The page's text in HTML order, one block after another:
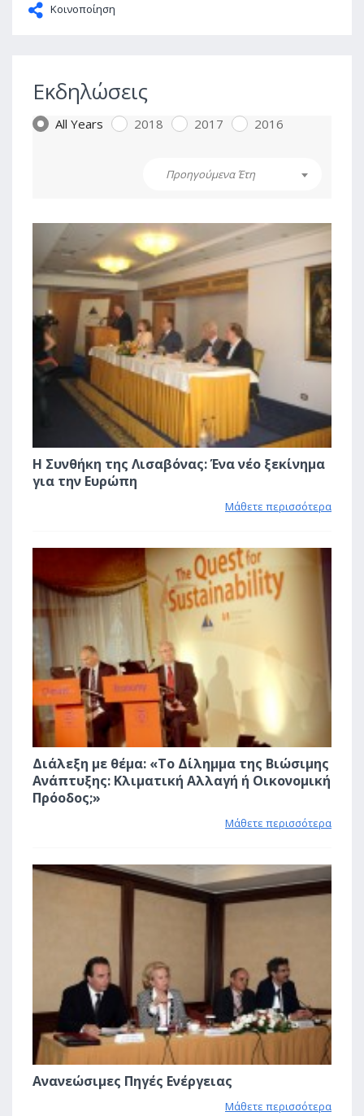
Κοινοποίηση
Εκδηλώσεις
All Years 2018 2017 2016
Προηγούμενα Έτη
Η Συνθήκη της Λισαβόνας: Ένα νέο ξεκίνημα
για την Ευρώπη
Μάθετε περισσότερα
Διάλεξη με θέμα: «Το Δίλημμα της Βιώσιμης
Ανάπτυξης: Κλιματική Αλλαγή ή Οικονομική
Πρόοδος;»
Μάθετε περισσότερα
Ανανεώσιμες Πηγές Ενέργειας
Μάθετε περισσότερα